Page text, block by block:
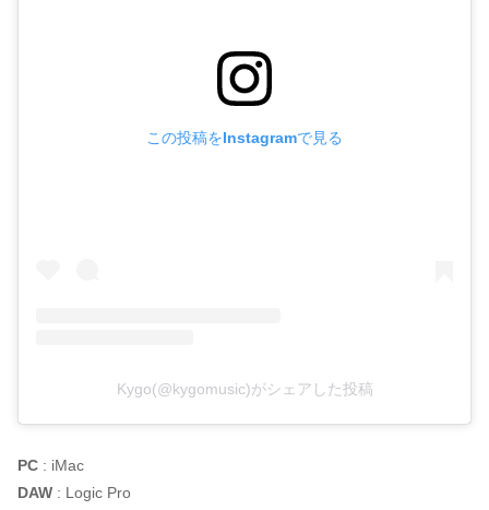
この投稿をInstagramで見る
Kygo(@kygomusic)がシェアした投稿
PC : iMac
DAW : Logic Pro